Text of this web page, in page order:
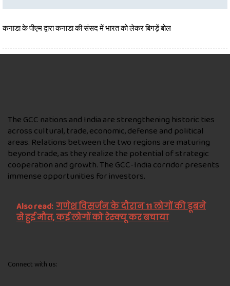
कनाडा के पीएम द्वारा कनाडा की संसद में भारत को लेकर बिगड़ें बोल
The GCC nations and India are strengthening historic ties
across cultural, trade, economic, defense and political
areas. Relations between the two regions are maturing
beyond trade, as they realize the potential of strategic
cooperation and growth. The GCC-India corridor presents
immense opportunities for investors.
Also read: गणेश विसर्जन के दौरान 11 लोगों की डूबने
से हुई मौत, कई लोगों को रेस्क्यू कर बचाया
Connect with us: